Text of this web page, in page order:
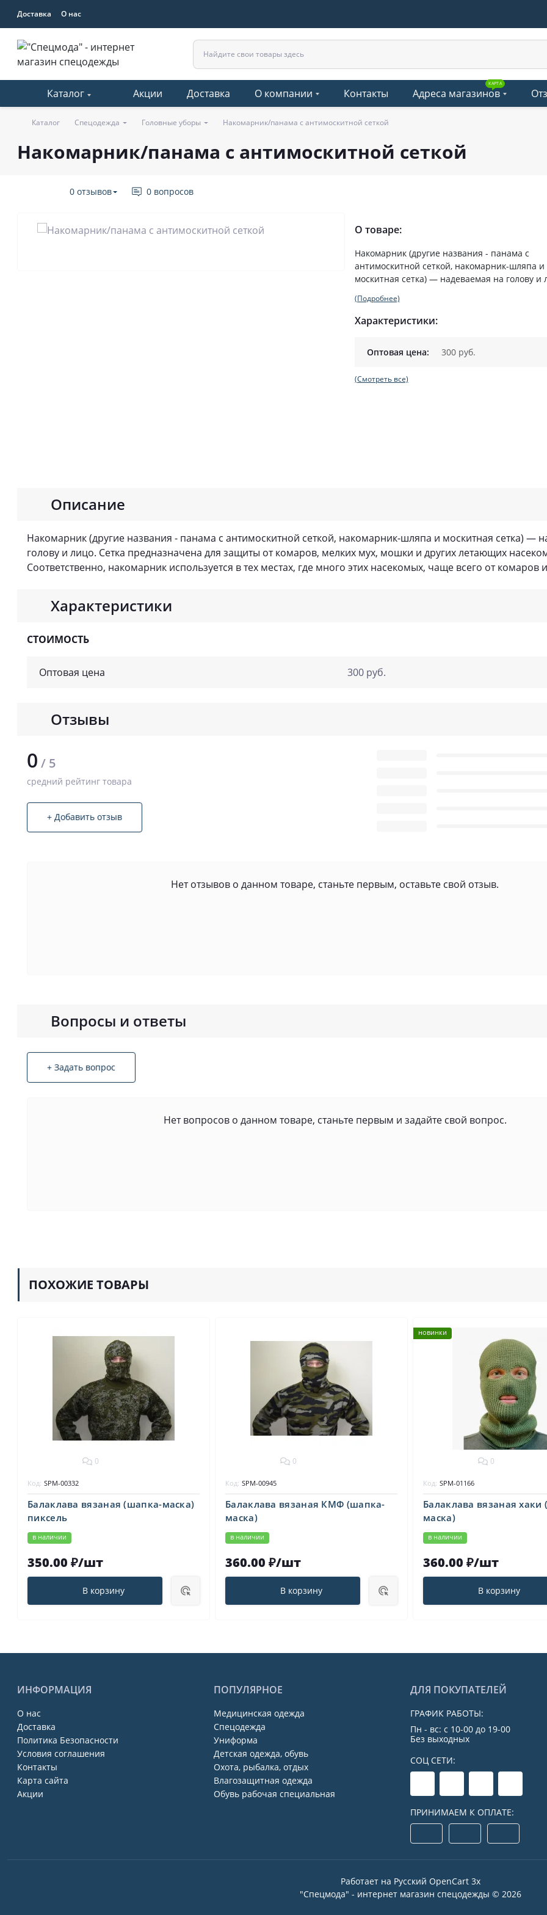
Доставка О нас
Каталог Акции Доставка О компании Контакты
КАРТА
Адреса магазинов
Каталог Спецодежда Головные уборы Накомарник/панама с антимоскитной сеткой
Накомарник/панама с антимоскитной сеткой
0 отзывов 0 вопросов
О товаре:
Накомарник (другие названия - панама с
антимоскитной сеткой, накомарник-шляпа и
москитная сетка) — надеваемая на голову и
(Подробнее)
Характеристики:
Оптовая цена: 300 руб.
(Смотреть все)
Описание
Накомарник (другие названия - панама с антимоскитной сеткой, накомарник-шляпа и москитная сетка) —
голову и лицо. Сетка предназначена для защиты от комаров, мелких мух, мошки и других летающих
Соответственно, накомарник используется в тех местах, где много этих насекомых, чаще всего от комаров
Характеристики
СТОИМОСТЬ
Оптовая цена 300 руб.
Отзывы
0 / 5
средний рейтинг товара
+ Добавить отзыв
Нет отзывов о данном товаре, станьте первым, оставьте свой отзыв.
Вопросы и ответы
+ Задать вопрос
Нет вопросов о данном товаре, станьте первым и задайте свой вопрос.
ПОХОЖИЕ ТОВАРЫ
0
Балаклава вязаная (шапка-маска)
пиксель
в наличии
Код: SPM-00332
350.00 ₽/шт
В корзину
0
Балаклава вязаная КМФ (шапка-
маска)
в наличии
Код: SPM-00945
360.00 ₽/шт
В корзину
новинки
0
Балаклава вязаная
маска)
в наличии
Код: SPM-01166
360.00 ₽/шт
В корзину
ИНФОРМАЦИЯ
О нас
Доставка
Политика Безопасности
Условия соглашения
Контакты
Карта сайта
Акции
ПОПУЛЯРНОЕ
Медицинская одежда
Спецодежда
Униформа
Детская одежда, обувь
Охота, рыбалка, отдых
Влагозащитная одежда
Обувь рабочая специальная
ДЛЯ ПОКУПАТЕЛЕЙ
ГРАФИК РАБОТЫ:
Пн - вс: с 10-00 до 19-00
Без выходных
СОЦ СЕТИ:
ПРИНИМАЕМ К ОПЛАТЕ:
Работает на Русский OpenCart 3х
"Спецмода" - интернет магазин спецодежды © 2026